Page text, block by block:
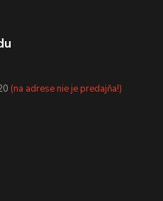
(na adrese nie je predajňa!)